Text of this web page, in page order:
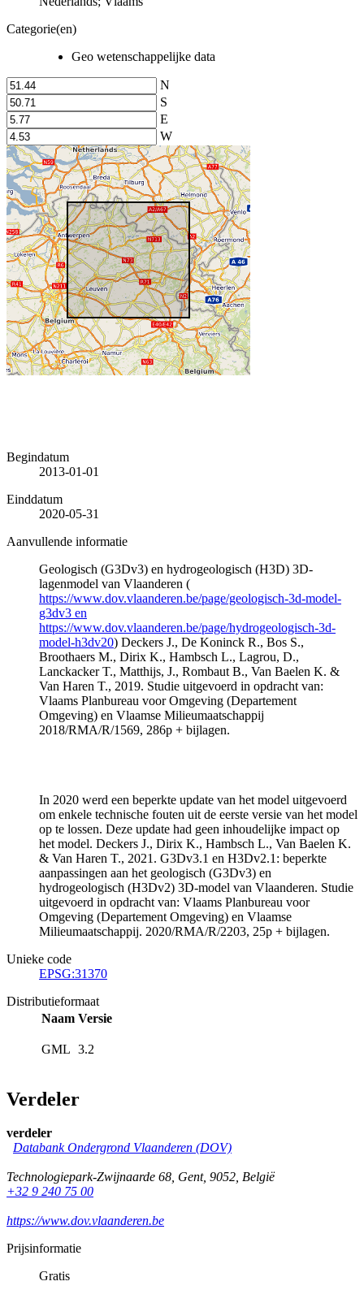
Categorie(en)
Geo wetenschappelijke data
N
S
E
W
Begindatum
2013-01-01
Einddatum
2020-05-31
Aanvullende informatie
Geologisch (G3Dv3) en hydrogeologisch (H3D) 3D-
lagenmodel van Vlaanderen (
https://www.dov.vlaanderen.be/page/geologisch-3d-model-
g3dv3 en
https://www.dov.vlaanderen.be/page/hydrogeologisch-3d-
model-h3dv20) Deckers J., De Koninck R., Bos S.,
Broothaers M., Dirix K., Hambsch L., Lagrou, D.,
Lanckacker T., Matthijs, J., Rombaut B., Van Baelen K. &
Van Haren T., 2019. Studie uitgevoerd in opdracht van:
Vlaams Planbureau voor Omgeving (Departement
Omgeving) en Vlaamse Milieumaatschappij
2018/RMA/R/1569, 286p + bijlagen.
In 2020 werd een beperkte update van het model uitgevoerd
om enkele technische fouten uit de eerste versie van het model
op te lossen. Deze update had geen inhoudelijke impact op
het model. Deckers J., Dirix K., Hambsch L., Van Baelen K.
& Van Haren T., 2021. G3Dv3.1 en H3Dv2.1: beperkte
aanpassingen aan het geologisch (G3Dv3) en
hydrogeologisch (H3Dv2) 3D-model van Vlaanderen. Studie
uitgevoerd in opdracht van: Vlaams Planbureau voor
Omgeving (Departement Omgeving) en Vlaamse
Milieumaatschappij. 2020/RMA/R/2203, 25p + bijlagen.
Unieke code
EPSG:31370
Distributieformaat
Naam Versie
GML 3.2
Verdeler
verdeler
Databank Ondergrond Vlaanderen (DOV)
Technologiepark-Zwijnaarde 68, Gent, 9052, België
+32 9 240 75 00
https://www.dov.vlaanderen.be
Prijsinformatie
Gratis